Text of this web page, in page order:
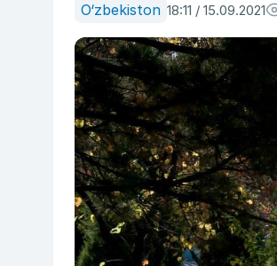
O‘zbekiston 18:11 / 15.09.2021